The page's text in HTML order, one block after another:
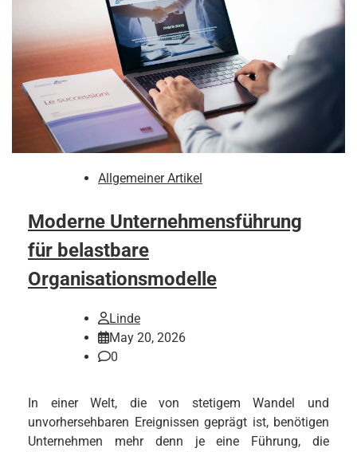
Allgemeiner Artikel
Moderne Unternehmensführung
für belastbare
Organisationsmodelle
Linde
May 20, 2026
0
In einer Welt, die von stetigem Wandel und
unvorhersehbaren Ereignissen geprägt ist, benötigen
Unternehmen mehr denn je eine Führung, die